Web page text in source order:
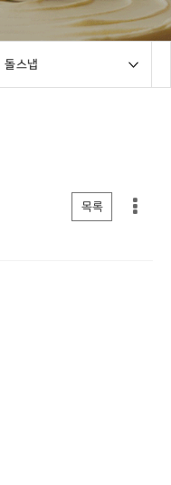
돌스냅
목록